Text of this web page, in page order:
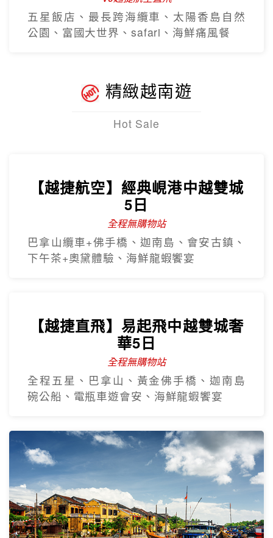
五星飯店、最長跨海纜車、太陽香島自然
公園、富國大世界、safari、海鮮痛風餐
精緻越南遊
Hot Sale
【越捷航空】經典峴港中越雙城
5日
全程無購物站
巴拿山纜車+佛手橋、迦南島、會安古鎮、
下午茶+奧黛體驗、海鮮龍蝦饗宴
【越捷直飛】易起飛中越雙城奢
華5日
全程無購物站
全程五星、巴拿山、黃金佛手橋、迦南島
碗公船、電瓶車遊會安、海鮮龍蝦饗宴